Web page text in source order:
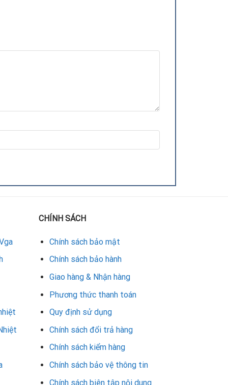
CHÍNH SÁCH
Chính sách bảo mật
Chính sách bảo hành
Giao hàng & Nhận hàng
Phương thức thanh toán
Quy định sử dụng
Chính sách đổi trả hàng
Chính sách kiểm hàng
Chính sách bảo vệ thông tin
Chính sách biên tập nội dung